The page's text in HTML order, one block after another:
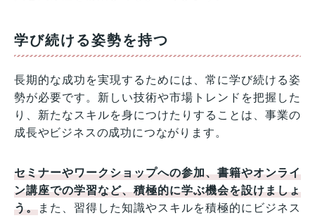
学び続ける姿勢を持つ
長期的な成功を実現するためには、常に学び続ける姿
勢が必要です。新しい技術や市場トレンドを把握した
り、新たなスキルを身につけたりすることは、事業の
成長やビジネスの成功につながります。
セミナーやワークショップへの参加、書籍やオンライ
ン講座での学習など、積極的に学ぶ機会を設けましょ
う。また、習得した知識やスキルを積極的にビジネス